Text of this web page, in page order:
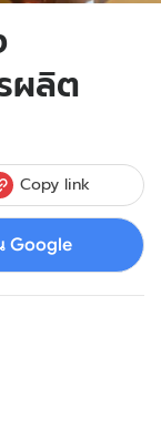
ผลิต
Copy link
Google